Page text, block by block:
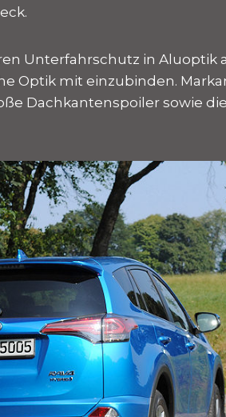
Unterfahrschutz in Aluoptik
Optik mit einzubinden.
Dachkantenspoiler sowie